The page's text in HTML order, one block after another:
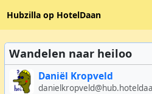
Hubzilla op HotelDaan
Wandelen naar heiloo
Daniël Kropveld